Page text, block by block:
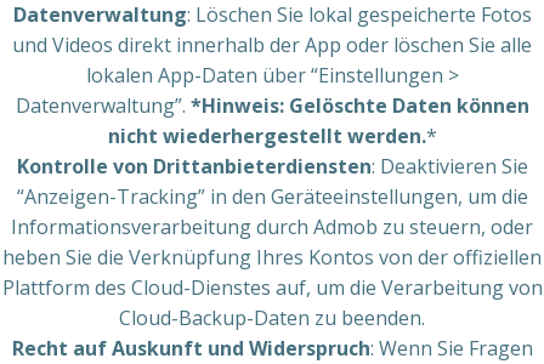
Datenverwaltung: Löschen Sie lokal gespeicherte Fotos
und Videos direkt innerhalb der App oder löschen Sie alle
lokalen App-Daten über “Einstellungen >
Datenverwaltung”. *Hinweis: Gelöschte Daten können
nicht wiederhergestellt werden.*
Kontrolle von Drittanbieterdiensten: Deaktivieren Sie
“Anzeigen-Tracking” in den Geräteeinstellungen, um die
Informationsverarbeitung durch Admob zu steuern, oder
heben Sie die Verknüpfung Ihres Kontos von der offiziellen
Plattform des Cloud-Dienstes auf, um die Verarbeitung von
Cloud-Backup-Daten zu beenden.
Recht auf Auskunft und Widerspruch: Wenn Sie Fragen